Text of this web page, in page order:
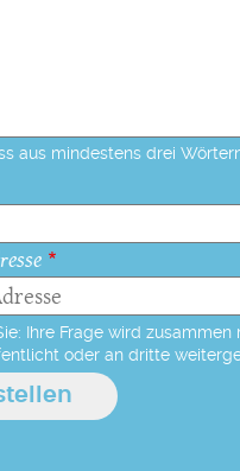
aus mindestens drei
Ihre Frage wird
oder an dritte